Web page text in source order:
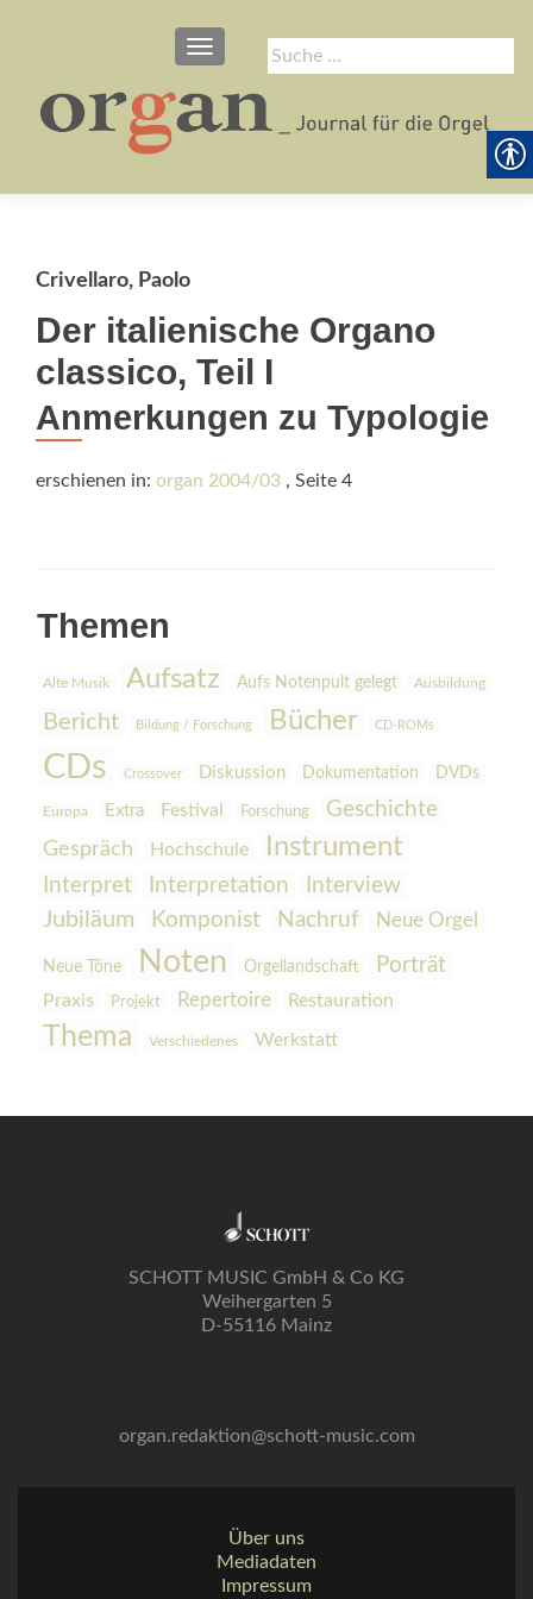
Suche
nach:
SCHALTE NAVIGATION
Crivellaro, Paolo
Der italienische Organo
classico, Teil I
Anmerkungen zu Typologie
erschienen in: organ 2004/03 , Seite 4
Themen
Alte Musik Aufsatz Aufs Notenpult gelegt Ausbildung
Bericht Bildung / Forschung Bücher CD-ROMs
CDs Crossover Diskussion Dokumentation DVDs
Europa Extra Festival Forschung Geschichte
Gespräch Hochschule Instrument
Interpret Interpretation
Interview
Jubiläum
Komponist Nachruf Neue Orgel
Neue Töne Noten Orgellandschaft Porträt
Praxis Projekt Repertoire Restauration
Thema Verschiedenes Werkstatt
SCHOTT MUSIC GmbH & Co KG
Weihergarten 5
D-55116 Mainz
organ.redaktion@schott-music.com
Über uns
Mediadaten
Impressum